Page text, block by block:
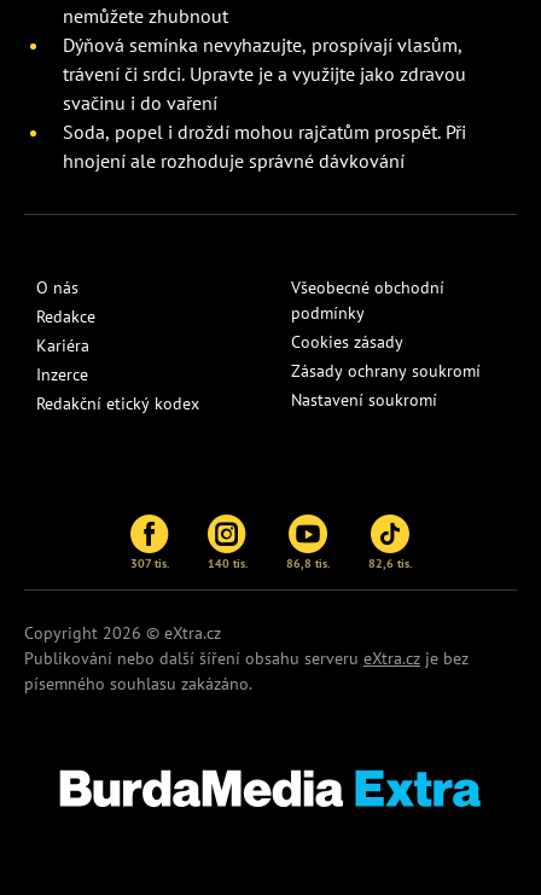
nemůžete zhubnout
Dýňová semínka nevyhazujte, prospívají vlasům,
trávení či srdci. Upravte je a využijte jako zdravou
svačinu i do vaření
Soda, popel i droždí mohou rajčatům prospět. Při
hnojení ale rozhoduje správné dávkování
O nás
Redakce
Kariéra
Inzerce
Redakční etický kodex
Všeobecné obchodní
podmínky
Cookies zásady
Zásady ochrany soukromí
Nastavení soukromí
307 tis. 140 tis. 86,8 tis. 82,6 tis.
Copyright 2026 © eXtra.cz
Publikování nebo další šíření obsahu serveru eXtra.cz je bez
písemného souhlasu zakázáno.